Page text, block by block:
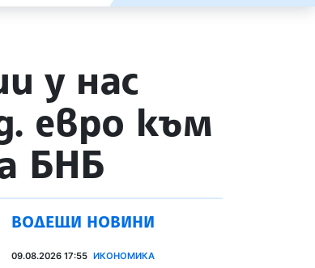
у нас
евро към
БНБ
ВОДЕЩИ НОВИНИ
09.08.2026 17:55 ИКОНОМИКА